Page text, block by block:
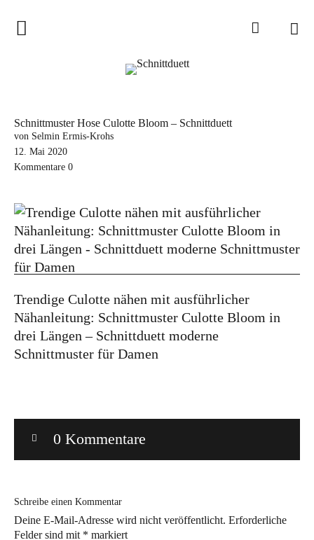
Home
Schnittduett Magazin
Sewalong
Stoffempfehlungen
Tipps zur Schnittanpassung
Wir sagen Danke und Good
Bye!
Schnittmuster Hose Culotte Bloom – Schnittduett
von Selmin Ermis-Krohs
12. Mai 2020
Kommentare 0
Trendige Culotte nähen mit ausführlicher
Nähanleitung: Schnittmuster Culotte Bloom in
drei Längen – Schnittduett moderne
Schnittmuster für Damen
0 Kommentare
Schreibe einen Kommentar
Deine E-Mail-Adresse wird nicht veröffentlicht. Erforderliche
Felder sind mit * markiert